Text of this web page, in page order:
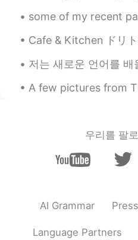
🇯🇵ポケモンがテ
ました。
🇯🇵ポケモンがテ
りました。
スパゲッティーと
some of my recent paintings! i've been very busy
Cafe & Kitchen ドリトル、覚王山と名古屋大学の近く…ちょっと近い…雰囲気は面白い中古家具店の
저는 새로운 언어를 배울 때 실수를 하는 것이 학습 과정의 일부이기 때문에 실수를 하는 것은
A few pictures from The Lost Gardens of Heligan yesterday 🙂
우리를 팔
AI Grammar
Language Partners